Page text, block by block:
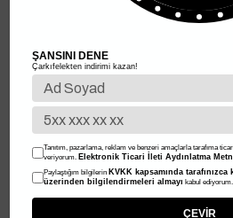
ŞANSINI DENE
Çarkıfelekten indirimi kazan!
Tanıtım, pazarlama, reklam ve benzeri amaçlarla tarafıma
veriyorum. Elektronik Ticari İleti Aydınlatma
Paylaştığım bilgilerin KVKK kapsamında
üzerinden bilgilendirmeleri almayı kabul ediyorum.
ÇEVİR